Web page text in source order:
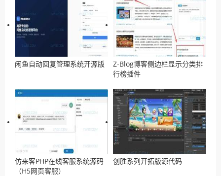
闲鱼自动回复管理系统开源版
Z-Blog博客侧边栏显示分类排
行榜插件
仿来客PHP在线客服系统源码
（H5网页客服）
创胜系列开拓版源代码